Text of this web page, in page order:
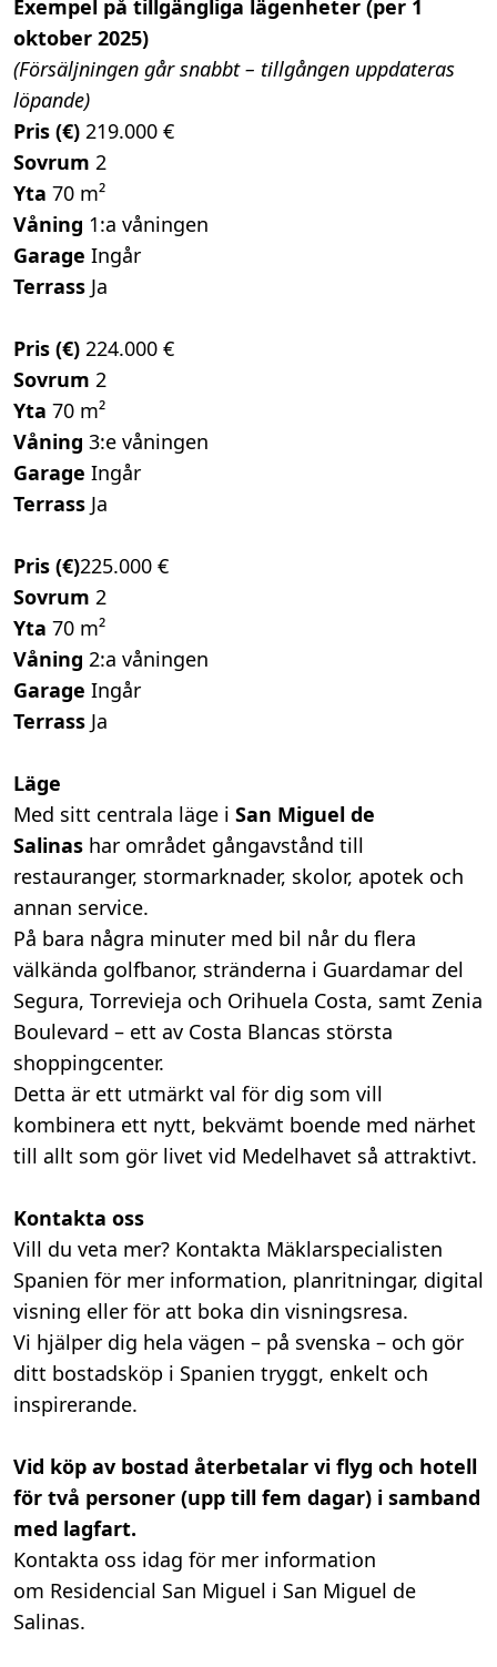
Exempel på tillgängliga lägenheter (per 1
oktober 2025)
(Försäljningen går snabbt – tillgången uppdateras
löpande)
Pris (€) 219.000 €
Sovrum 2
Yta 70 m²
Våning 1:a våningen
Garage Ingår
Terrass Ja
Pris (€) 224.000 €
Sovrum 2
Yta 70 m²
Våning 3:e våningen
Garage Ingår
Terrass Ja
Pris (€)225.000 €
Sovrum 2
Yta 70 m²
Våning 2:a våningen
Garage Ingår
Terrass Ja
Läge
Med sitt centrala läge i San Miguel de
Salinas har området gångavstånd till
restauranger, stormarknader, skolor, apotek och
annan service.
På bara några minuter med bil når du flera
välkända golfbanor, stränderna i Guardamar del
Segura, Torrevieja och Orihuela Costa, samt Zenia
Boulevard – ett av Costa Blancas största
shoppingcenter.
Detta är ett utmärkt val för dig som vill
kombinera ett nytt, bekvämt boende med närhet
till allt som gör livet vid Medelhavet så attraktivt.
Kontakta oss
Vill du veta mer? Kontakta Mäklarspecialisten
Spanien för mer information, planritningar, digital
visning eller för att boka din visningsresa.
Vi hjälper dig hela vägen – på svenska – och gör
ditt bostadsköp i Spanien tryggt, enkelt och
inspirerande.
Vid köp av bostad återbetalar vi flyg och hotell
för två personer (upp till fem dagar) i samband
med lagfart.
Kontakta oss idag för mer information
om Residencial San Miguel i San Miguel de
Salinas.